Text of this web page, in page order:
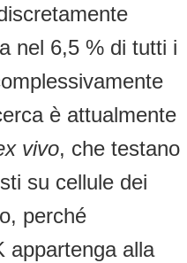
nel 6,5 % di tutti i
è attualmente
vivo, che testano
su cellule dei
perché
appartenga alla